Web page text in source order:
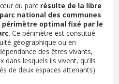
du parc résulte de la libre
national des communes
périmètre optimal fixé par le
. Ce périmètre est constitué
géographique ou en
des êtres vivants,
dans lesquels ils vivent, qu'ils
de deux espaces attenants)